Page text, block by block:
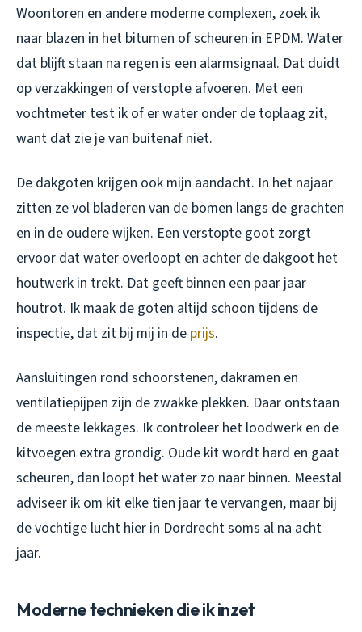
Woontoren en andere moderne complexen, zoek ik
naar blazen in het bitumen of scheuren in EPDM. Water
dat blijft staan na regen is een alarmsignaal. Dat duidt
op verzakkingen of verstopte afvoeren. Met een
vochtmeter test ik of er water onder de toplaag zit,
want dat zie je van buitenaf niet.
De dakgoten krijgen ook mijn aandacht. In het najaar
zitten ze vol bladeren van de bomen langs de grachten
en in de oudere wijken. Een verstopte goot zorgt
ervoor dat water overloopt en achter de dakgoot het
houtwerk in trekt. Dat geeft binnen een paar jaar
houtrot. Ik maak de goten altijd schoon tijdens de
inspectie, dat zit bij mij in de prijs.
Aansluitingen rond schoorstenen, dakramen en
ventilatiepijpen zijn de zwakke plekken. Daar ontstaan
de meeste lekkages. Ik controleer het loodwerk en de
kitvoegen extra grondig. Oude kit wordt hard en gaat
scheuren, dan loopt het water zo naar binnen. Meestal
adviseer ik om kit elke tien jaar te vervangen, maar bij
de vochtige lucht hier in Dordrecht soms al na acht
jaar.
Moderne technieken die ik inzet